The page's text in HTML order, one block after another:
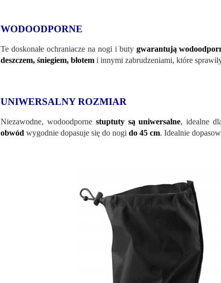
WODOODPORNE
Te doskonałe ochraniacze na nogi i buty gwarantują
deszczem, śniegiem, błotem i innymi zabrudzeniami, które
UNIWERSALNY ROZMIAR
Niezawodne, wodoodporne stuptuty są uniwersalne, idealne
obwód wygodnie dopasuje się do nogi do 45 cm. Idealnie